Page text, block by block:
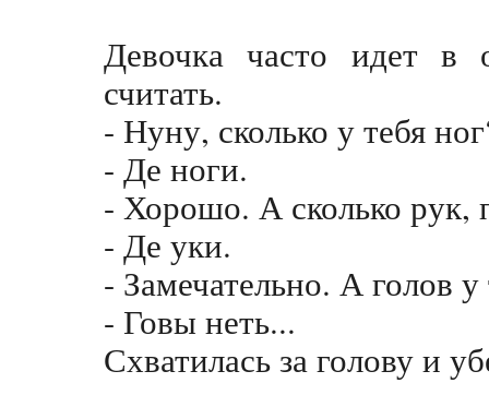
Девочка часто идет в
считать.
- Нуну, сколько у тебя
- Де ноги.
- Хорошо. А сколько рук,
- Де уки.
- Замечательно. А голов у
- Говы неть...
Схватилась за голову и